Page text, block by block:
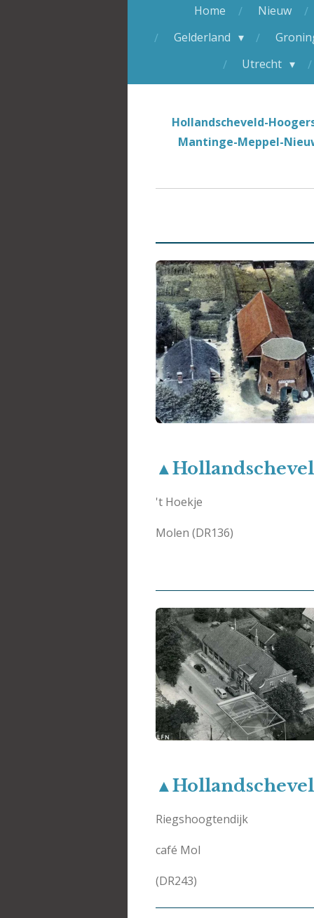
Home
Nieuw
Gelderland
Utrecht
Hollandscheveld-
Mantinge-Meppel-
't Hoekje
Molen (DR136)
Riegshoogtendijk
café Mol
(DR243)